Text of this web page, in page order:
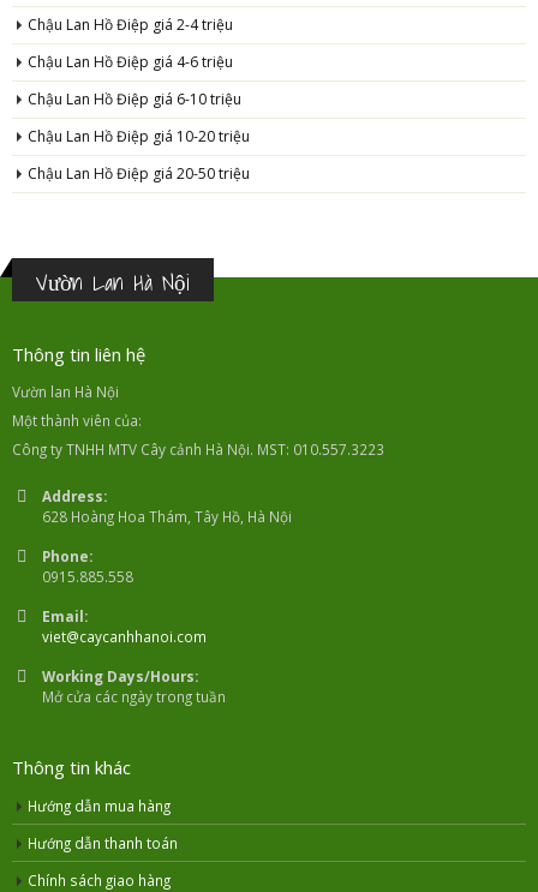
Chậu Lan Hồ Điệp giá 2-4 triệu
Chậu Lan Hồ Điệp giá 4-6 triệu
Chậu Lan Hồ Điệp giá 6-10 triệu
Chậu Lan Hồ Điệp giá 10-20 triệu
Chậu Lan Hồ Điệp giá 20-50 triệu
Vườn Lan Hà Nội
Thông tin liên hệ
Vườn lan Hà Nội
Một thành viên của:
Công ty TNHH MTV Cây cảnh Hà Nội. MST: 010.557.3223
Address:
628 Hoàng Hoa Thám, Tây Hồ, Hà Nội
Phone:
0915.885.558
Email:
viet@caycanhhanoi.com
Working Days/Hours:
Mở cửa các ngày trong tuần
Thông tin khác
Hướng dẫn mua hàng
Hướng dẫn thanh toán
Chính sách giao hàng